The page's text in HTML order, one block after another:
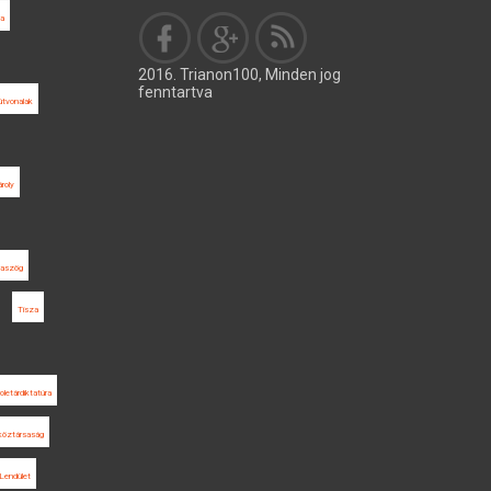
Tisza
Lendület
2016. Trianon100, Minden jog
fenntartva